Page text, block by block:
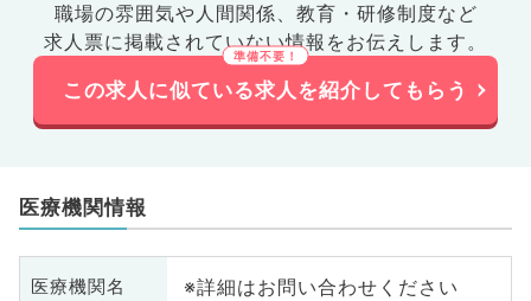
職場の雰囲気や人間関係、 教育・研修制度など
求人票に掲載されていない情報をお伝えします。
この求人に似ている求人を紹介してもらう
医療機関情報
医療機関名 ※詳細はお問い合わせください